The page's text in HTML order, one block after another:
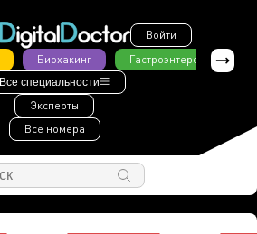
Войти
Биохакинг Гастроэнтерология
Все специальности
Эксперты
Все номера